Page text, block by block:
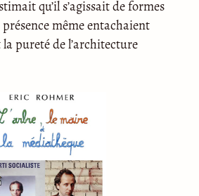
qu’il s’agissait de formes
même entachaient
pureté de l’architecture